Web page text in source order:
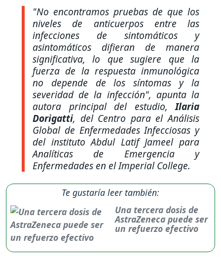
"No encontramos pruebas de que los
niveles de anticuerpos entre las
infecciones de sintomáticos y
asintomáticos difieran de manera
significativa, lo que sugiere que la
fuerza de la respuesta inmunológica
no depende de los síntomas y la
severidad de la infección", apunta la
autora principal del estudio,Ilaria
Dorigatti, del Centro para el Análisis
Global de Enfermedades Infecciosas y
del instituto Abdul Latif Jameel para
Analíticas de Emergencia y
Enfermedades en el Imperial College.
Te gustaría leer también:
Una tercera dosis de
AstraZeneca puede ser
un refuerzo efectivo